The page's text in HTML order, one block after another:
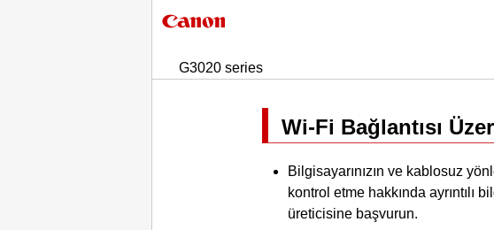
G3020 series
Wi-Fi Bağlantısı
Bilgisayarınızın ve kablosuz
kontrol etme hakkında ayrıntılı
üreticisine başvurun.